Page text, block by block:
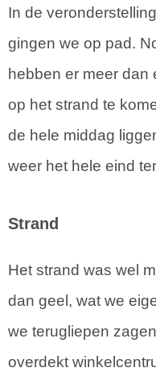
In de
gingen we op pad.
hebben er meer dan
op het strand te
de hele middag
weer het hele eind
Strand
Het strand was wel
dan geel, wat we
we terugliepen
overdekt